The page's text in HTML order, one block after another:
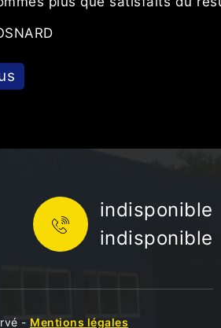
indisponible
indisponible
- Mentions légales